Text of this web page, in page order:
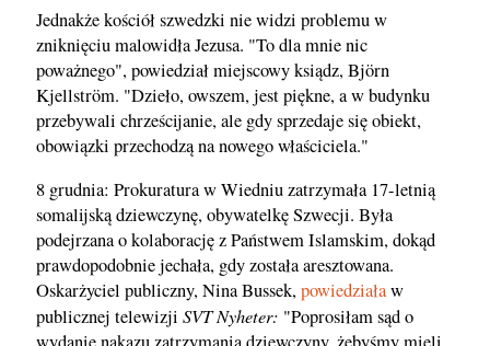
Jednakże kościół szwedzki nie widzi problemu w
zniknięciu malowidła Jezusa. "To dla mnie nic
poważnego", powiedział miejscowy ksiądz, Björn
Kjellström. "Dzieło, owszem, jest piękne, a w budynku
przebywali chrześcijanie, ale gdy sprzedaje się obiekt,
obowiązki przechodzą na nowego właściciela."
8 grudnia: Prokuratura w Wiedniu zatrzymała 17-letnią
somalijską dziewczynę, obywatelkę Szwecji. Była
podejrzana o kolaborację z Państwem Islamskim, dokąd
prawdopodobnie jechała, gdy została aresztowana.
Oskarżyciel publiczny, Nina Bussek,powiedziaław
publicznej telewizji SVT Nyheter: "Poprosiłam sąd o